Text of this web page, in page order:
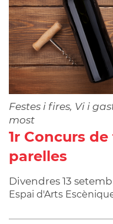
Festes i fires, Vi i
most
1r Concurs
parelles
Divendres 13
Espai d'Arts